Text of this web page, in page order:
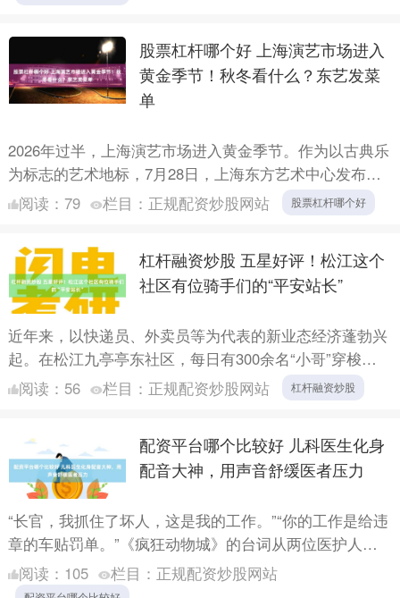
股票杠杆哪个好 上海演艺市场进入
黄金季节！秋冬看什么？东艺发菜
单
2026年过半，上海演艺市场进入黄金季节。作为以古典乐
为标志的艺术地标，7月28日，上海东方艺术中心发布
2026/27秋冬演出季，将以“莫扎特计划”为核心主线，....
阅读： 79 栏目： 正规配资炒股网站 股票杠杆哪个好
杠杆融资炒股 五星好评！松江这个
社区有位骑手们的“平安站长”
近年来，以快递员、外卖员等为代表的新业态经济蓬勃兴
起。在松江九亭亭东社区，每日有300余名“小哥”穿梭其
中，他们在奔波的轨迹中，默默参与着一座城市的有序运
阅读： 56 栏目： 正规配资炒股网站 杠杆融资炒股
配资平台哪个比较好 儿科医生化身
配音大神，用声音舒缓医者压力
“长官，我抓住了坏人，这是我的工作。”“你的工作是给违
章的车贴罚单。”《疯狂动物城》的台词从两位医护人员
口中脱口而出，声线俏皮、语调灵动，台下观众忍俊不
禁，掌声....
阅读： 105 栏目： 正规配资炒股网站